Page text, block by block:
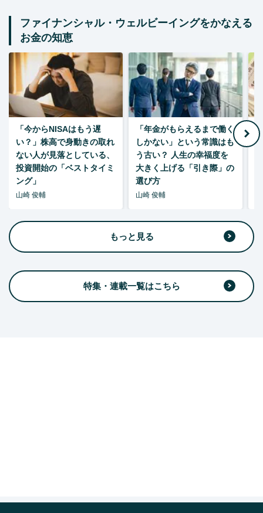
ファイナンシャル・ウェルビーイングをかなえる
お金の知恵
「今からNISAはもう遅
い？」株高で身動きの取れ
ない人が見落としている、
投資開始の「ベストタイミ
ング」
山崎 俊輔
「年金がもらえるまで働く
しかない」という常識はも
う古い？ 人生の幸福度を
大きく上げる「引き際」の
選び方
山崎 俊輔
もっと見る
特集・連載一覧はこちら